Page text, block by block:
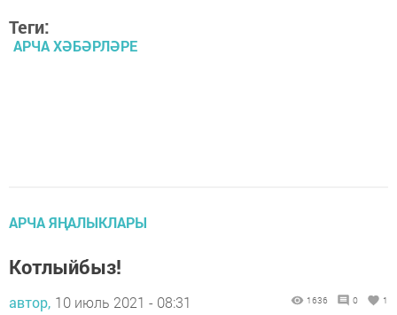
Теги:
АРЧА ХӘБӘРЛӘРЕ
АРЧА ЯҢАЛЫКЛАРЫ
Котлыйбыз!
автор, 10 июль 2021 - 08:31 1636 0 1